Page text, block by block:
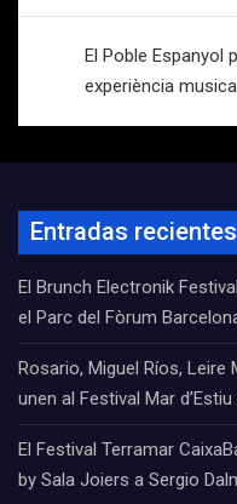
El Poble Espanyol
experiència
Entradas recientes
El Brunch Electronik
el Parc del Fòrum
Rosario, Miguel Ríos,
unen al Festival Mar
El Festival Terramar
by Sala Joiers a Sergio